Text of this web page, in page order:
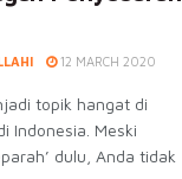
12 MARCH 2020
topik hangat di
Indonesia. Meski
dulu, Anda tidak